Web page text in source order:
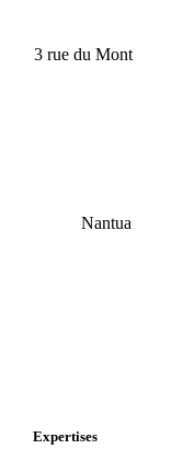
3 rue du Mont
Nantua
Expertises